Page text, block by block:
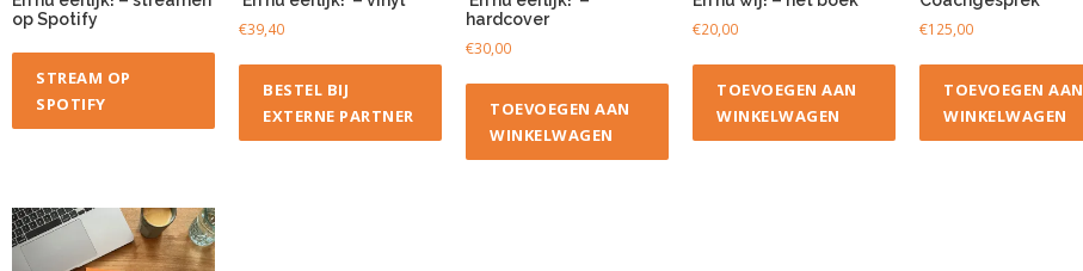
op Spotify
STREAM OP
SPOTIFY
€39,40
BESTEL BIJ
EXTERNE PARTNER
hardcover
€30,00
TOEVOEGEN AAN
WINKELWAGEN
€20,00
TOEVOEGEN AAN
WINKELWAGEN
€125,00
TOEVOEGEN AAN
WINKELWAGEN